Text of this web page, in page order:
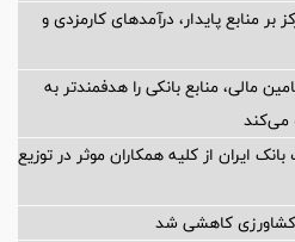
بر منابع پایدار، درآمدهای کارمزدی و
مالی، منابع بانکی را هدفمندتر به
می‌کند
ایران از کلیه همکاران موثر در توزیع
کاهشی شد